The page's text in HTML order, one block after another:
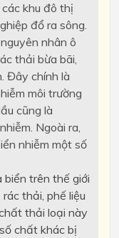
khu đô thị
đổ ra sông.
nhân ô
thải bừa bãi,
Đây chính là
môi trường
cũng là
Ngoài ra,
nhiễm một số
biển trên thế giới
thải, phế liệu
thải loại này
chất khác bị